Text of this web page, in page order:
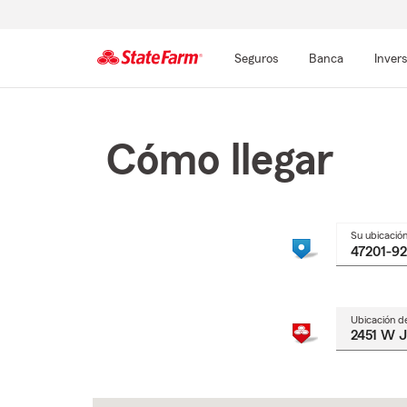
Seguros Banca
Cómo llegar
Su ubicación
Ubicación